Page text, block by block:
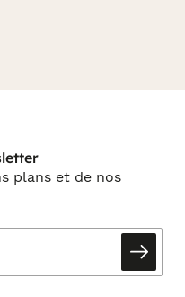
plans et de nos